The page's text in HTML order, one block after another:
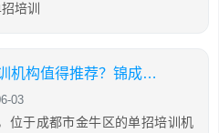
培训
成都金牛区有哪些单招培训机构值得推荐？锦成菁英单招的办学情况如何？
03
位于成都市金牛区的单招培训机